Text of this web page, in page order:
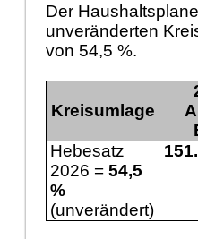
Der
unveränderten
von 54,5 %.
Kreisumlage
Hebesatz
2026 =54,5
%
(unverändert)